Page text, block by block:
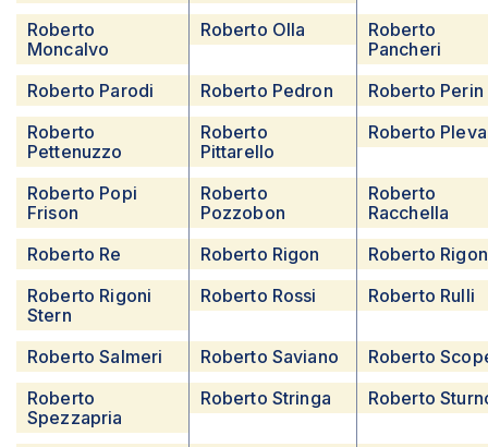
Roberto
Moncalvo
Roberto Olla
Roberto
Pancheri
Roberto Parodi
Roberto Pedron
Roberto Perin
Roberto
Pettenuzzo
Roberto
Pittarello
Roberto
Roberto Popi
Frison
Roberto
Pozzobon
Roberto
Racchella
Roberto Re
Roberto Rigon
Roberto
Roberto Rigoni
Stern
Roberto Rossi Roberto Rulli
Roberto Salmeri Roberto Saviano
Roberto
Roberto
Spezzapria
Roberto Stringa Roberto